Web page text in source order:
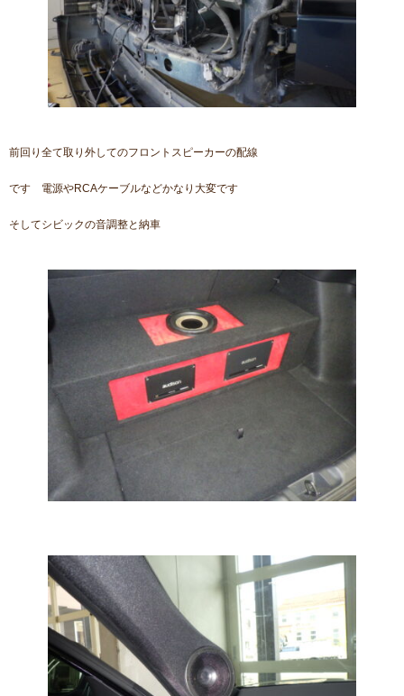
前回り全て取り外してのフロントスピーカーの配線
です 電源やRCAケーブルなどかなり大変です
そしてシビックの音調整と納車